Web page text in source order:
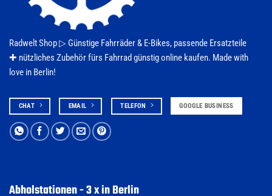
Radwelt Shop ▷ Günstige Fahrräder & E-Bikes, passende Ersatzteile
✚ nützliches Zubehör fürs Fahrrad günstig online kaufen. Made with
love in Berlin!
CHAT EMAIL TELEFON GOOGLE BUSINESS
Abholstationen - 3 x in Berlin